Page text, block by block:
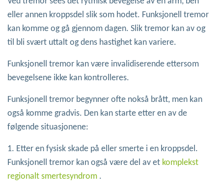
eller annen kroppsdel slik som hodet. Funksjonell tremor
kan komme og gå gjennom dagen. Slik tremor kan av og
til bli svært uttalt og dens hastighet kan variere.
Funksjonell tremor kan være invalidiserende ettersom
bevegelsene ikke kan kontrolleres.
Funksjonell tremor begynner ofte nokså brått, men kan
også komme gradvis. Den kan starte etter en av de
følgende situasjonene:
1. Etter en fysisk skade på eller smerte i en kroppsdel.
Funksjonell tremor kan også være del av et komplekst
regionalt smertesyndrom .